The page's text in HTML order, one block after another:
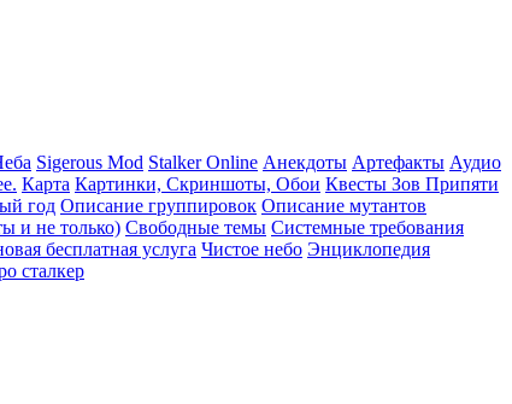
Sigerous Mod Stalker Online Анекдоты Артефакты Аудио
Карта Картинки, Скриншоты, Обои Квесты Зов Припяти
год Описание группировок Описание мутантов
и не только) Свободные темы Системные требования
бесплатная услуга Чистое небо Энциклопедия
сталкер